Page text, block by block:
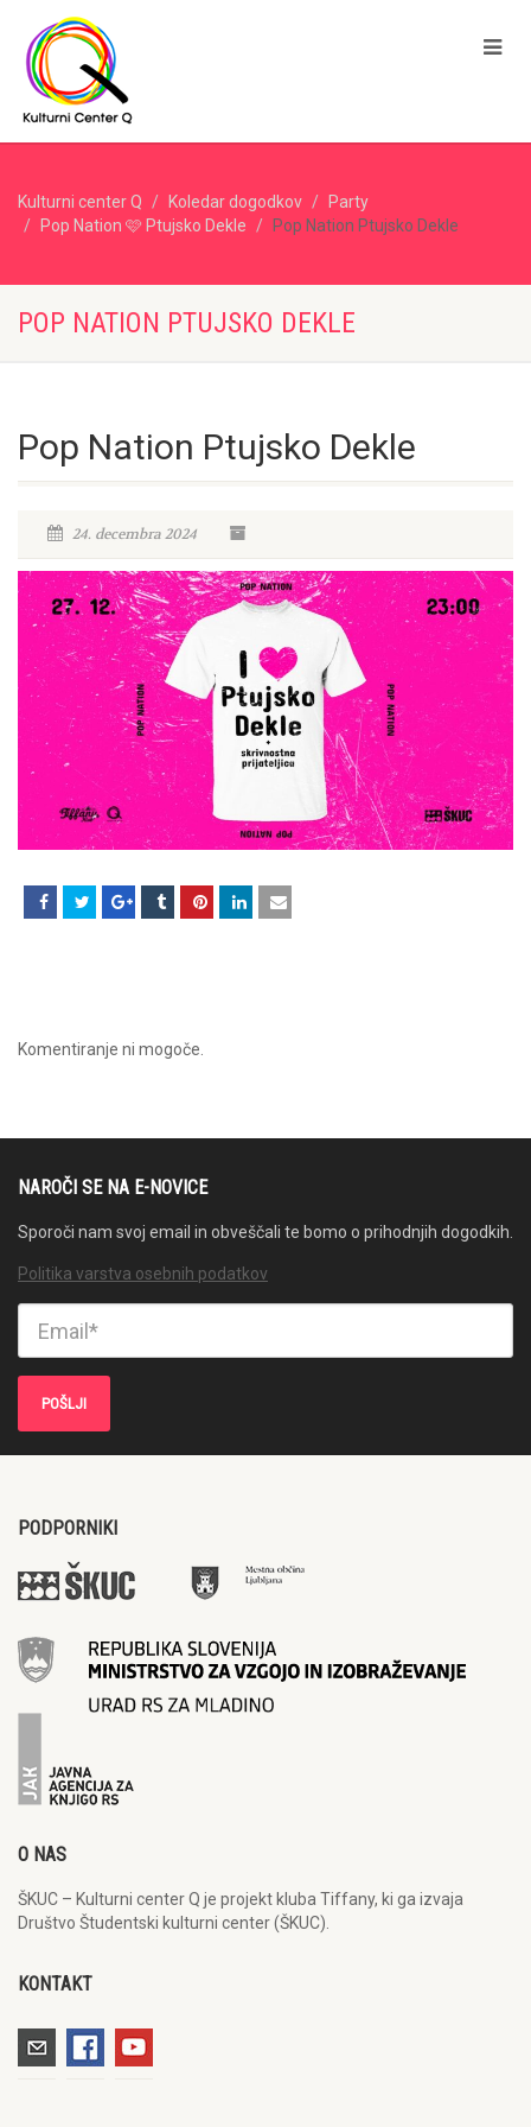
Kulturni center Q Koledar dogodkov
Party
Pop Nation 🩷 Ptujsko Dekle
Pop Nation Ptujsko Dekle
POP NATION PTUJSKO DEKLE
Pop Nation Ptujsko Dekle
24. decembra 2024
Komentiranje ni mogoče.
NAROČI SE NA E-NOVICE
Sporoči nam svoj email in obveščali te bomo o prihodnjih dogodkih.
Politika varstva osebnih podatkov
PODPORNIKI
O NAS
ŠKUC – Kulturni center Q je projekt kluba Tiffany, ki ga izvaja
Društvo Študentski kulturni center (ŠKUC).
KONTAKT